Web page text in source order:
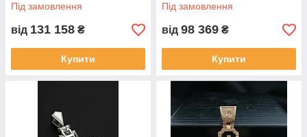
Під замовлення
від 131 158 ₴
Купити
Під замовлення
від 98 369 ₴
Купити